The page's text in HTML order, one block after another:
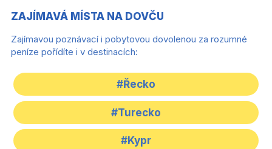
ZAJÍMAVÁ MÍSTA NA DOVČU
Zajímavou poznávací i pobytovou dovolenou za rozumné
peníze pořídíte i v destinacích:
#Řecko
#Turecko
#Kypr